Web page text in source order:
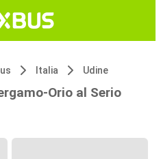
Italia Udine
Orio al Serio